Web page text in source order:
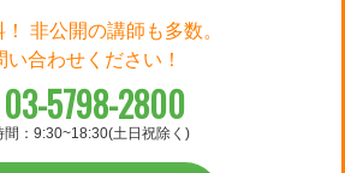
非公開の講師も多数。
い合わせください！
03-5798-2800
間：9:30~18:30(土日祝除く)